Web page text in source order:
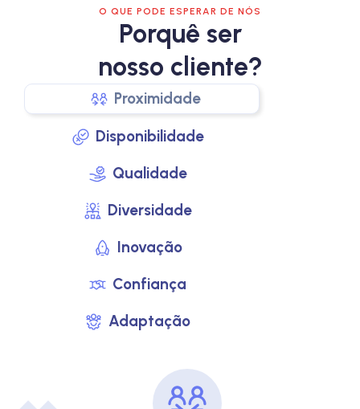
O QUE PODE ESPERAR DE NÓS
Porquê ser
nosso cliente?
Proximidade
Disponibilidade
Qualidade
Diversidade
Inovação
Confiança
Adaptação